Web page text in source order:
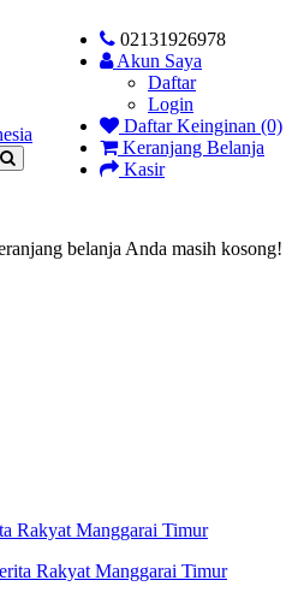
02131926978
Akun Saya
Daftar
Login
Daftar Keinginan (0)
Keranjang Belanja
Kasir
belanja Anda masih kosong!
Rakyat Manggarai Timur